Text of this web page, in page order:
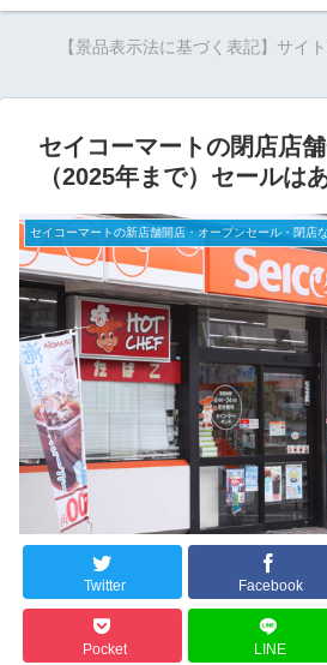
【景品表示法に基づく表記】サイ
セイコーマートの閉店店
（2025年まで）セールは
セイコーマートの新店舗開店・オープンセール・閉店
Twitter Facebook
Pocket LINE